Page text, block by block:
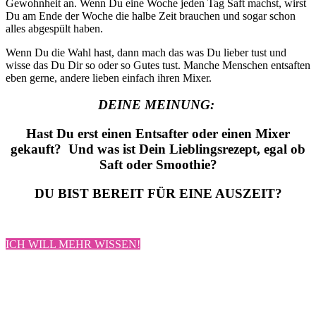
Gewohnheit an. Wenn Du eine Woche jeden Tag Saft machst, wirst
Du am Ende der Woche die halbe Zeit brauchen und sogar schon
alles abgespült haben.
Wenn Du die Wahl hast, dann mach das was Du lieber tust und
wisse das Du Dir so oder so Gutes tust. Manche Menschen entsaften
eben gerne, andere lieben einfach ihren Mixer.
DEINE MEINUNG:
Hast Du erst einen Entsafter oder einen Mixer
gekauft? Und was ist Dein Lieblingsrezept, egal ob
Saft oder Smoothie?
DU BIST BEREIT FÜR EINE AUSZEIT?
ICH WILL MEHR WISSEN!